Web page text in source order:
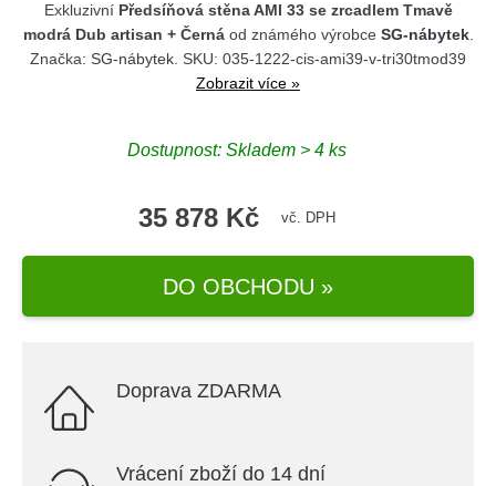
Exkluzivní Předsíňová stěna AMI 33 se zrcadlem Tmavě
modrá Dub artisan + Černáod známého výrobce SG-nábytek.
Značka: SG-nábytek . SKU: 035-1222-cis-ami39-v-tri30tmod39
Zobrazit více »
Dostupnost: Skladem > 4 ks
35 878 Kč vč. DPH
DO OBCHODU »
Doprava ZDARMA
Vrácení zboží do 14 dní